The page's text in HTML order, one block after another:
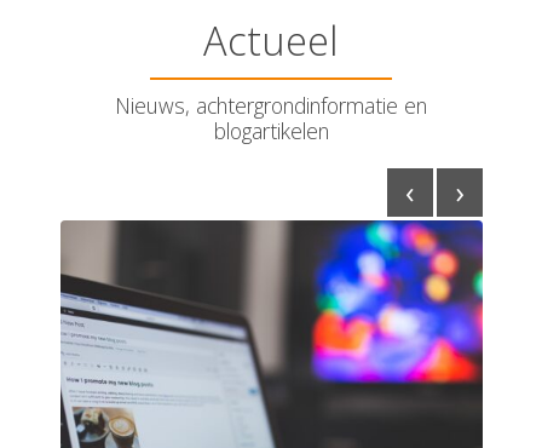
Actueel
Nieuws, achtergrondinformatie en
blogartikelen
‹ ›